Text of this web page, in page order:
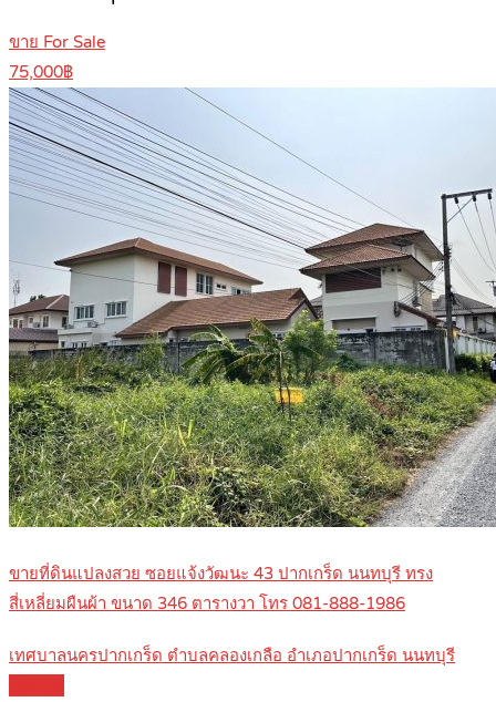
ขาย For Sale
75,000฿
ขายที่ดินแปลงสวย ซอยแจ้งวัฒนะ 43 ปากเกร็ด นนทบุรี ทรง
สี่เหลี่ยมผืนผ้า ขนาด 346 ตารางวา โทร 081-888-1986
เทศบาลนครปากเกร็ด ตำบลคลองเกลือ อำเภอปากเกร็ด นนทบุรี